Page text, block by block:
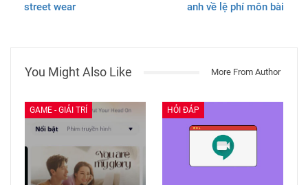
street wear
anh về lệ phí môn bài
You Might Also Like More From Author
GAME - GIẢI TRÍ HỎI ĐÁP